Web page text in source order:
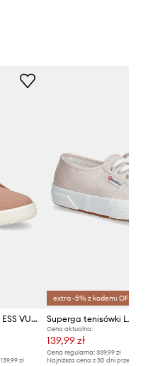
Calvin Klein Jeans tenisówki ESS VULC LOW CV MG WN
139,99 zł
extra -5% z kodem: OFF*
Superga tenisówki LAMEW
Cena aktualna:
139,99 zł
Cena regularna: 339,99 zł
Najniższa cena z 30 dni przed obniżką: